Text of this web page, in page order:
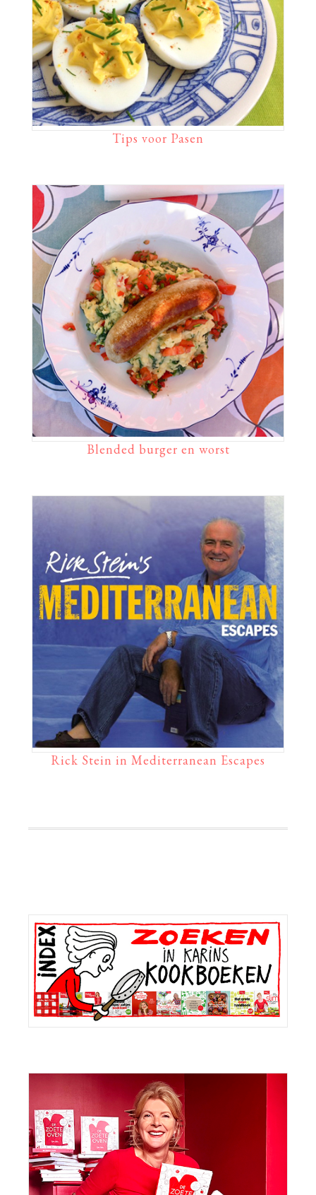
Tips voor Pasen
Blended burger en worst
Rick Stein in Mediterranean Escapes
Primaire
Sidebar